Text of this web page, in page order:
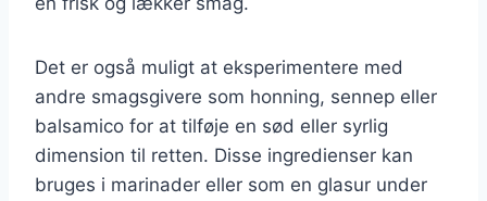
Det er også muligt at eksperimentere med
andre smagsgivere som honning, sennep eller
balsamico for at tilføje en sød eller syrlig
dimension til retten. Disse ingredienser kan
bruges i marinader eller som en glasur under